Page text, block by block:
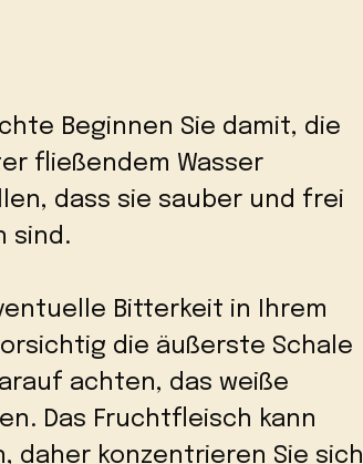
Beginnen Sie damit, die
fließendem Wasser
dass sie sauber und frei
sind.
Bitterkeit in Ihrem
die äußerste Schale
achten, das weiße
Das Fruchtfleisch kann
daher konzentrieren Sie sich